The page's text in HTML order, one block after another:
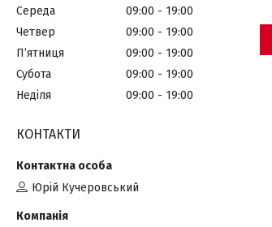
Середа
09:00
19:00
Четвер
09:00
19:00
Пʼятниця
09:00
19:00
Субота
09:00
19:00
Неділя
09:00 19:00
КОНТАКТИ
Юрій Кучеровський